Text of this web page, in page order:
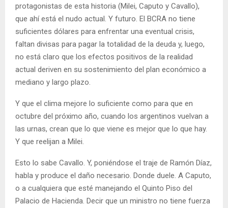
protagonistas de esta historia (Milei, Caputo y Cavallo),
que ahí está el nudo actual. Y futuro. El BCRA no tiene
suficientes dólares para enfrentar una eventual crisis,
faltan divisas para pagar la totalidad de la deuda y, luego,
no está claro que los efectos positivos de la realidad
actual deriven en su sostenimiento del plan económico a
mediano y largo plazo.
Y que el clima mejore lo suficiente como para que en
octubre del próximo año, cuando los argentinos vuelvan a
las urnas, crean que lo que viene es mejor que lo que hay.
Y que reelijan a Milei.
Esto lo sabe Cavallo. Y, poniéndose el traje de Ramón Díaz,
habla y produce el daño necesario. Donde duele. A Caputo,
o a cualquiera que esté manejando el Quinto Piso del
Palacio de Hacienda. Decir que un ministro no tiene fuerza